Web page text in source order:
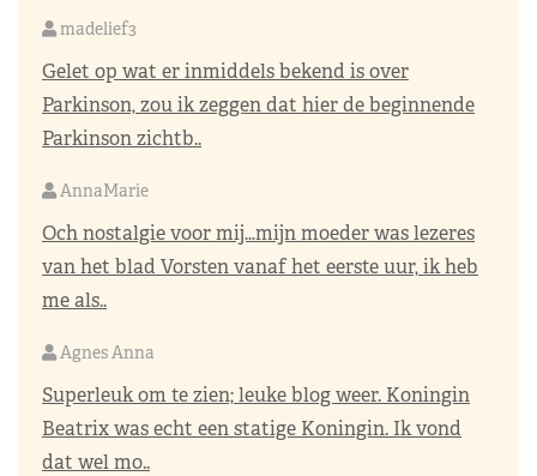
madelief3
Gelet op wat er inmiddels bekend is over
Parkinson, zou ik zeggen dat hier de beginnende
Parkinson zichtb..
AnnaMarie
Och nostalgie voor mij…mijn moeder was lezeres
van het blad Vorsten vanaf het eerste uur, ik heb
me als..
Agnes Anna
Superleuk om te zien; leuke blog weer. Koningin
Beatrix was echt een statige Koningin. Ik vond
dat wel mo..